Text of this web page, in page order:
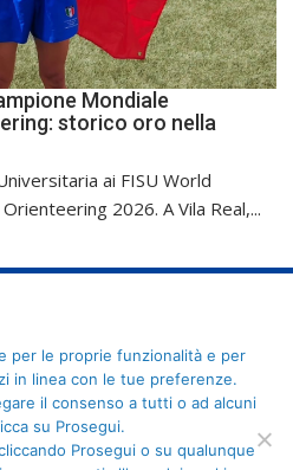
Mondiale
storico oro nella
ai FISU World
2026. A Vila Real,...
dello Sport Universitario - Via
Roma - C.F. 80109270589
per le proprie funzionalità e per
in linea con le tue preferenze.
il consenso a tutti o ad alcuni
su Prosegui.
Prosegui o su qualunque